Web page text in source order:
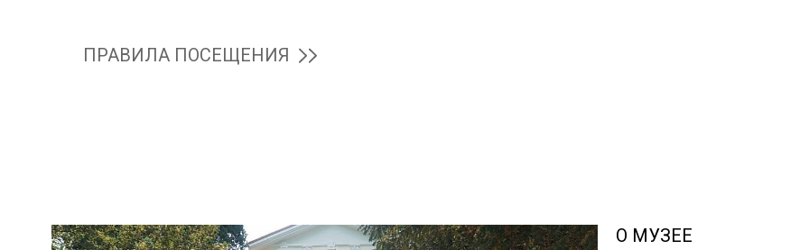
ПРАВИЛА ПОСЕЩЕНИЯ
О МУЗЕЕ